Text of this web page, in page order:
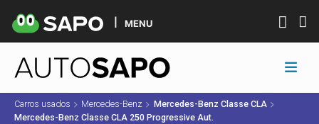
MENU
Carros usados Mercedes-Benz
Mercedes-Benz Classe CLA
Mercedes-Benz Classe CLA 250 Progressive Aut.